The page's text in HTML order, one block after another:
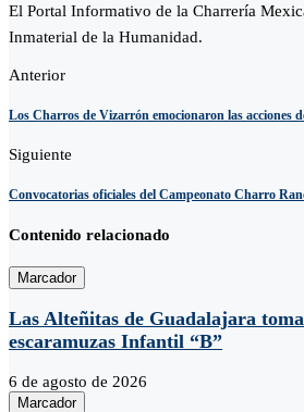
El Portal Informativo de la Charrería
Inmaterial de la Humanidad.
Anterior
Los Charros de Vizarrón emocionaron las acciones
Siguiente
Convocatorias oficiales del Campeonato Charro
Contenido relacionado
Marcador
Las Alteñitas de Guadalajara
escaramuzas Infantil “B”
6 de agosto de 2026
Marcador